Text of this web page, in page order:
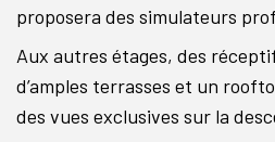
proposera des simulateurs
Aux autres étages, des
d’amples terrasses et un
des vues exclusives sur la